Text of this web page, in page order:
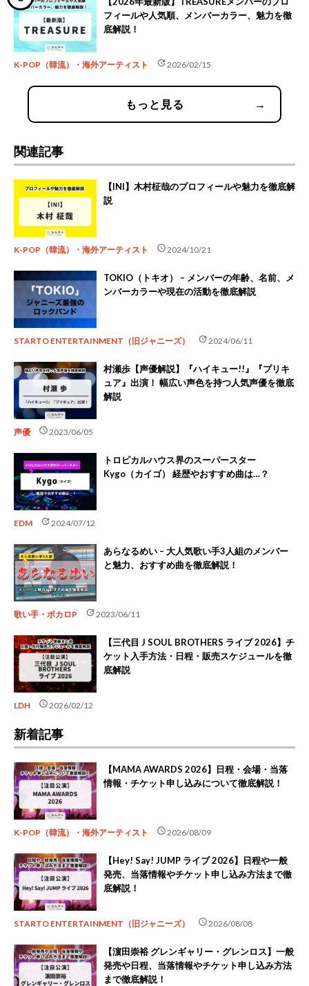
フィールや人気順、メンバーカラー、魅力を徹
底解説！
K-POP（韓流）・海外アーティスト update2026/02/15
もっと見る →
関連記事
【INI】木村柾哉のプロフィールや魅力を徹底解
説
K-POP（韓流）・海外アーティスト schedule2024/10/21
TOKIO（トキオ） – メンバーの年齢、名前、メ
ンバーカラーや現在の活動を徹底解説
STARTO ENTERTAINMENT（旧ジャニーズ） update2024/06/11
村瀬歩【声優解説】『ハイキュー!!』『プリキ
ュア』出演！ 幅広い声色を持つ人気声優を徹底
解説
声優 schedule2023/06/05
トロピカルハウス界のスーパースター
Kygo（カイゴ） 経歴やおすすめ曲は…？
EDM update2024/07/12
あらなるめい – 大人気歌い手3人組のメンバー
と魅力、おすすめ曲を徹底解説！
歌い手・ボカロP update2023/06/11
【三代目 J SOUL BROTHERS ライブ 2026】チ
ケット入手方法・日程・販売スケジュールを徹
底解説
LDH schedule2026/02/12
新着記事
【MAMA AWARDS 2026】日程・会場・当落
情報・チケット申し込みについて徹底解説！
K-POP（韓流）・海外アーティスト schedule2026/08/09
【Hey! Say! JUMP ライブ 2026】日程や一般
発売、当落情報やチケット申し込み方法まで徹
底解説！
STARTO ENTERTAINMENT（旧ジャニーズ） schedule2026/08/08
【濵田崇裕 グレンギャリー・グレンロス】一般
発売や日程、当落情報やチケット申し込み方法
まで徹底解説！